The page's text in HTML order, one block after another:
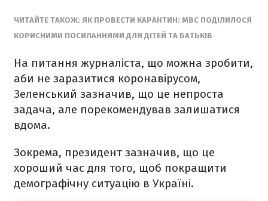
ЧИТАЙТЕ ТАКОЖ: ЯК ПРОВЕСТИ КАРАНТИН: МВС ПОДІЛИЛОСЯ
КОРИСНИМИ ПОСИЛАННЯМИ ДЛЯ ДІТЕЙ ТА БАТЬКІВ
На питання журналіста, що можна зробити,
аби не заразитися коронавірусом,
Зеленський зазначив, що це непроста
задача, але порекомендував залишатися
вдома.
Зокрема, президент зазначив, що це
хороший час для того, щоб покращити
демографічну ситуацію в Україні.